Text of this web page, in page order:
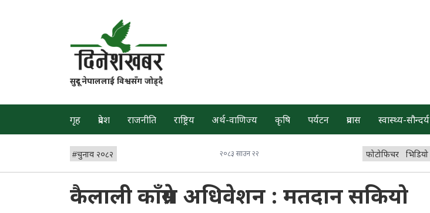
सुदूर नेपाललाई विश्वसँग जोड्दै
गृह प्रदेश राजनीति राष्ट्रिय अर्थ-वाणिज्य कृषि पर्यटन प्रवास स्वास्थ्य-सौन्दर्य
#चुनाव २०८२ २०८३ साउन २२ फोटोफिचर भिडियो
कैलाली काँग्रेस अधिवेशन : मतदान सकियो